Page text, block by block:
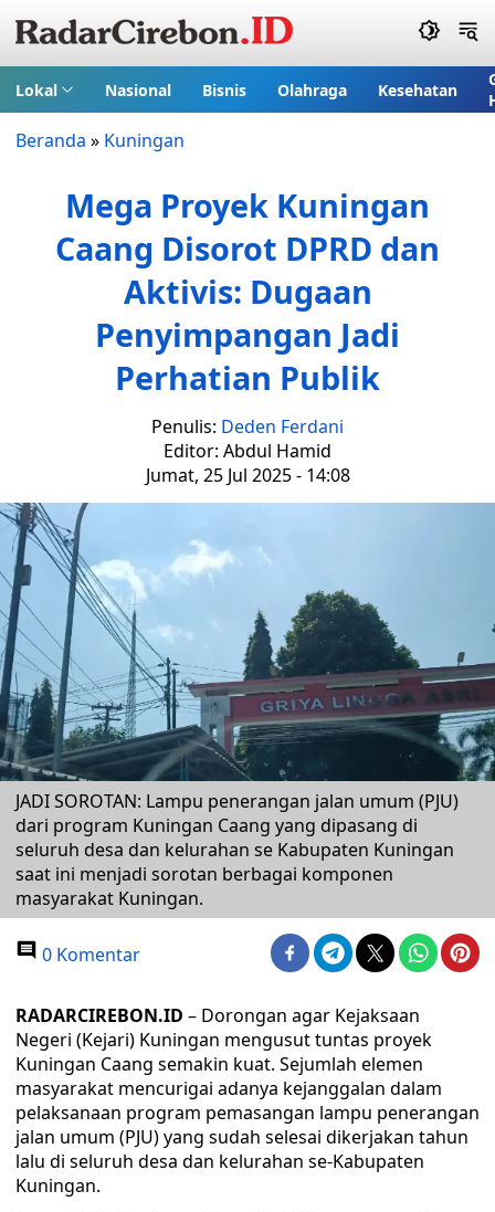
Lokal Nasional Bisnis Olahraga Kesehatan
Beranda » Kuningan
Mega Proyek Kuningan
Caang Disorot DPRD dan
Aktivis: Dugaan
Penyimpangan Jadi
Perhatian Publik
Penulis: Deden Ferdani
Editor: Abdul Hamid
Jumat, 25 Jul 2025 - 14:08
JADI SOROTAN: Lampu penerangan jalan umum (PJU)
dari program Kuningan Caang yang dipasang di
seluruh desa dan kelurahan se Kabupaten Kuningan
saat ini menjadi sorotan berbagai komponen
masyarakat Kuningan.
0 Komentar
RADARCIREBON.ID – Dorongan agar Kejaksaan
Negeri (Kejari) Kuningan mengusut tuntas proyek
Kuningan Caang semakin kuat. Sejumlah elemen
masyarakat mencurigai adanya kejanggalan dalam
pelaksanaan program pemasangan lampu penerangan
jalan umum (PJU) yang sudah selesai dikerjakan tahun
lalu di seluruh desa dan kelurahan se-Kabupaten
Kuningan.